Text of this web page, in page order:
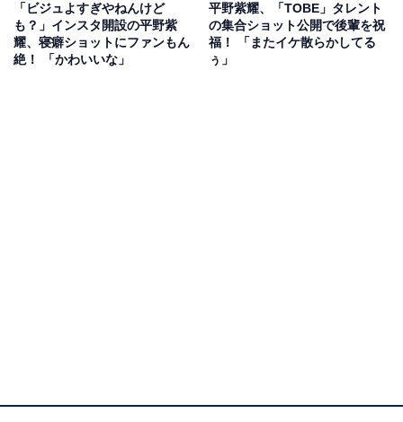
俳優として活躍します。2018年には、King & Princeのメ
ンバーとして『シンデレラガール』でCDデビューすると
一気にファンを拡大しました。
「ビジュよすぎやねんけど
も？」インスタ開設の平野紫
耀、寝癖ショットにファンもん
絶！ 「かわいいな」
平野紫耀、「TOBE」タレント
の集合ショット公開で後輩を祝
福！ 「またイケ散らかしてる
ぅ」